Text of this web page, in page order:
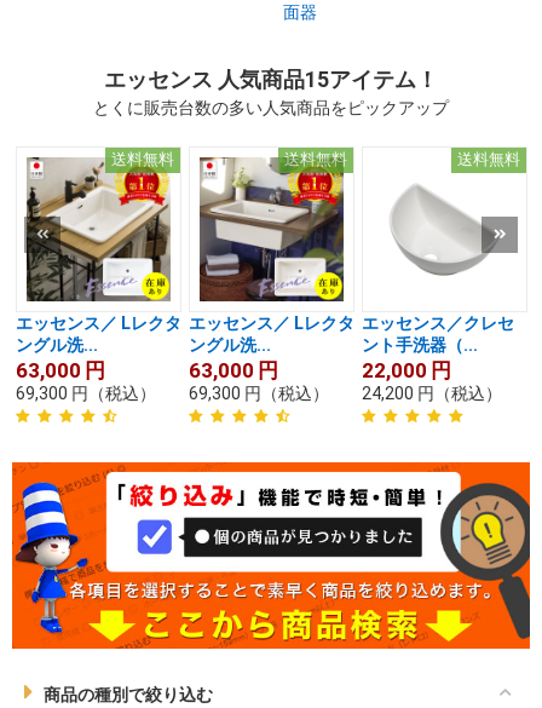
面器
エッセンス 人気商品15アイテム！
とくに販売台数の多い人気商品をピックアップ
送料無料
エッセンス／ Lレクタ
ングル洗...
63,000 円
69,300 円 （税込）
送料無料
エッセンス／ Lレクタ
ングル洗...
63,000 円
69,300 円 （税込）
送料無料
エッセンス／クレセ
ント手洗器（...
22,000 円
24,200 円 （税込）
商品の種別で絞り込む